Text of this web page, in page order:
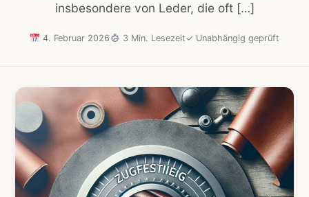
insbesondere von Leder, die oft […]
4. Februar 2026 3 Min. Lesezeit✓ Unabhängig geprüft